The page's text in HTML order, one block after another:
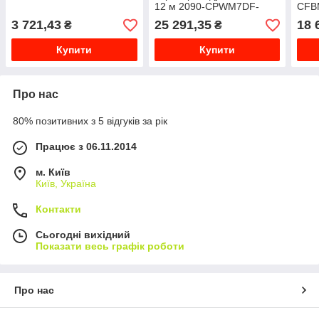
3 721,43 ₴
Купити
12 м 2090-CPWM7DF-
10AA12
25 291,35₴
Купити
18
Про нас
80% позитивних з 5 відгуків за рік
Працює з 06.11.2014
м. Київ
Київ, Україна
Контакти
Сьогодні вихідний
Показати весь графік роботи
Про нас